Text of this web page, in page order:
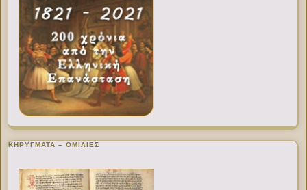
ΚΗΡΥΓΜΑΤΑ – ΟΜΙΛΙΕΣ